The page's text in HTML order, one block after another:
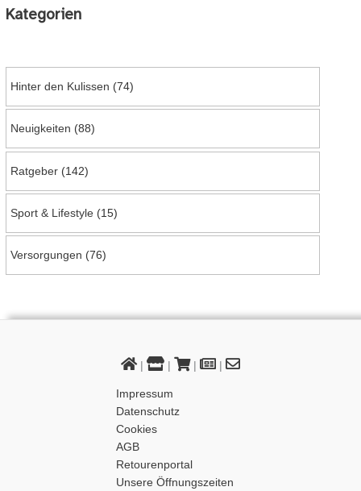
Kategorien
Hinter den Kulissen (74)
Neuigkeiten (88)
Ratgeber (142)
Sport & Lifestyle (15)
Versorgungen (76)
| | | |
Impressum
Datenschutz
Cookies
AGB
Retourenportal
Unsere Öffnungszeiten